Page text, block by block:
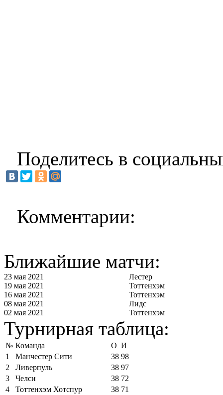
Поделитесь в
Комментарии:
Ближайшие матчи:
23 мая 2021
Лестер
19 мая 2021
Тоттенхэм
16 мая 2021
Тоттенхэм
08 мая 2021
Лидс
02 мая 2021
Тоттенхэм
Турнирная таблица:
№ Команда О И
1
Манчестер Сити 38 98
2
Ливерпуль 38 97
3
Челси 38 72
4
Тоттенхэм Хотспур 38 71